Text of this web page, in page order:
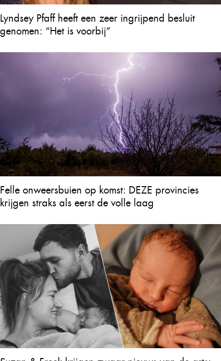
Lyndsey Pfaff heeft een zeer ingrijpend besluit
genomen: “Het is voorbij”
Felle onweersbuien op komst: DEZE provincies
krijgen straks als eerst de volle laag